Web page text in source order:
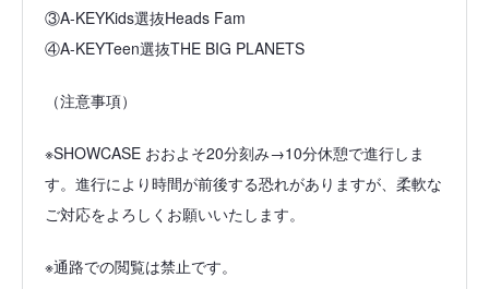
③A-KEYKids選抜Heads Fam
④A-KEYTeen選抜THE BIG PLANETS
（注意事項）
※SHOWCASE おおよそ20分刻み→10分休憩で進行しま
す。進行により時間が前後する恐れがありますが、柔軟な
ご対応をよろしくお願いいたします。
※通路での閲覧は禁止です。